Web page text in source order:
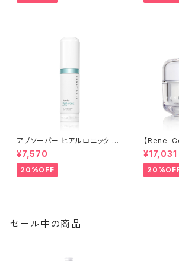
弱酸性・酵素洗顔【Rene-Cell】
アブソーバー ヒアルロニック セ
ラム 30ml | [ルネセル] Absor
ber Hyaluronic Serum│シ
ワ・たるみケア【Rene-Cell】ル
ネセル
¥7,570
20%OFF
【Rene-
ーバー ペ
ml [ルネ
sorber
うれい線・
¥17,031
セール中の商品